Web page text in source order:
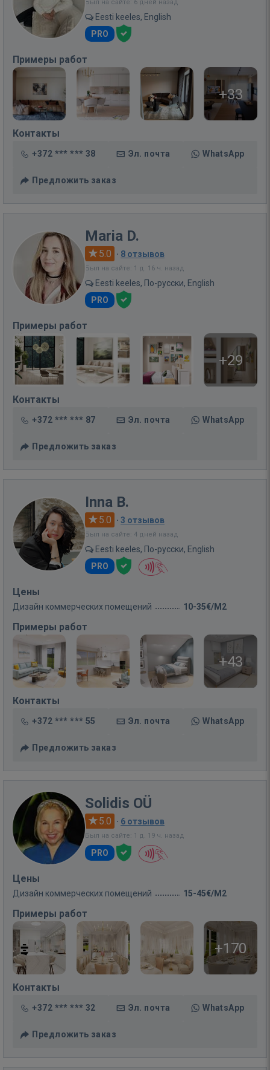
Был на сайте: 6 дней назад
Eesti keeles, English
PRO
Примеры работ
+33
Контакты
+372 *** *** 38 Эл. почта WhatsApp
Предложить заказ
Maria D.
5.0 · 8 отзывов
Был на сайте: 1 д. 16 ч. назад
Eesti keeles, По-русски, English
PRO
Примеры работ
+29
Контакты
+372 *** *** 87 Эл. почта WhatsApp
Предложить заказ
Inna B.
5.0 · 3 отзывов
Был на сайте: 4 дней назад
Eesti keeles, По-русски, English
PRO
Цены
Дизайн коммерческих помещений 10-35€/M2
Примеры работ
+43
Контакты
+372 *** *** 55 Эл. почта WhatsApp
Предложить заказ
Solidis OÜ
5.0 · 6 отзывов
Был на сайте: 1 д. 19 ч. назад
PRO
Цены
Дизайн коммерческих помещений 15-45€/M2
Примеры работ
+170
Контакты
+372 *** *** 32 Эл. почта WhatsApp
Предложить заказ